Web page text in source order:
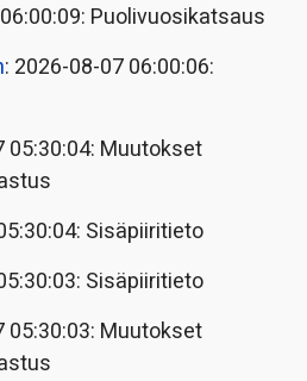
Puolivuosikatsaus
: 2026-08-07 06:00:06:
05:30:04: Muutokset
Sisäpiiritieto
Sisäpiiritieto
05:30:03: Muutokset